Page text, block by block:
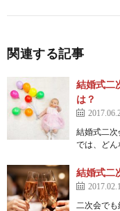
関連する記事
結婚式二
は？
結婚式二次
では、ど
結婚式二
二次会で